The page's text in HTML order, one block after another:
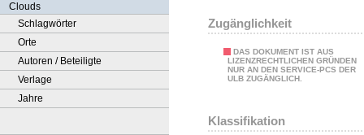
Clouds
Schlagwörter
Orte
Autoren / Beteiligte
Verlage
Jahre
Zugänglichkeit
DAS DOKUMENT IST AUS
LIZENZRECHTLICHEN GRÜNDEN
NUR AN DEN SERVICE-PCS DER
ULB ZUGÄNGLICH.
Klassifikation